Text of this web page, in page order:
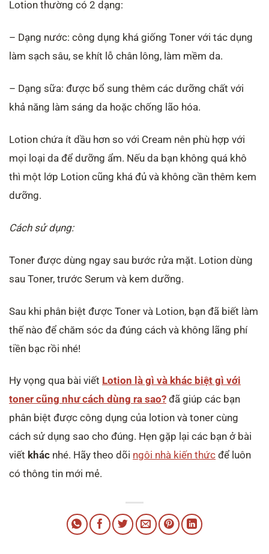
Lotion thường có 2 dạng:
– Dạng nước: công dụng khá giống Toner với tác dụng
làm sạch sâu, se khít lỗ chân lông, làm mềm da.
– Dạng sữa: được bổ sung thêm các dưỡng chất với
khả năng làm sáng da hoặc chống lão hóa.
Lotion chứa ít dầu hơn so với Cream nên phù hợp với
mọi loại da để dưỡng ẩm. Nếu da bạn không quá khô
thì một lớp Lotion cũng khá đủ và không cần thêm kem
dưỡng.
Cách sử dụng:
Toner được dùng ngay sau bước rửa mặt. Lotion dùng
sau Toner, trước Serum và kem dưỡng.
Sau khi phân biệt được Toner và Lotion, bạn đã biết làm
thế nào để chăm sóc da đúng cách và không lãng phí
tiền bạc rồi nhé!
Hy vọng qua bài viết Lotion là gì và khác biệt gì với
toner cũng như cách dùng ra sao? đã giúp các bạn
phân biệt được công dụng của lotion và toner cùng
cách sử dụng sao cho đúng. Hẹn gặp lại các bạn ở bài
viết khác nhé. Hãy theo dõi ngôi nhà kiến thức để luôn
có thông tin mới mẻ.